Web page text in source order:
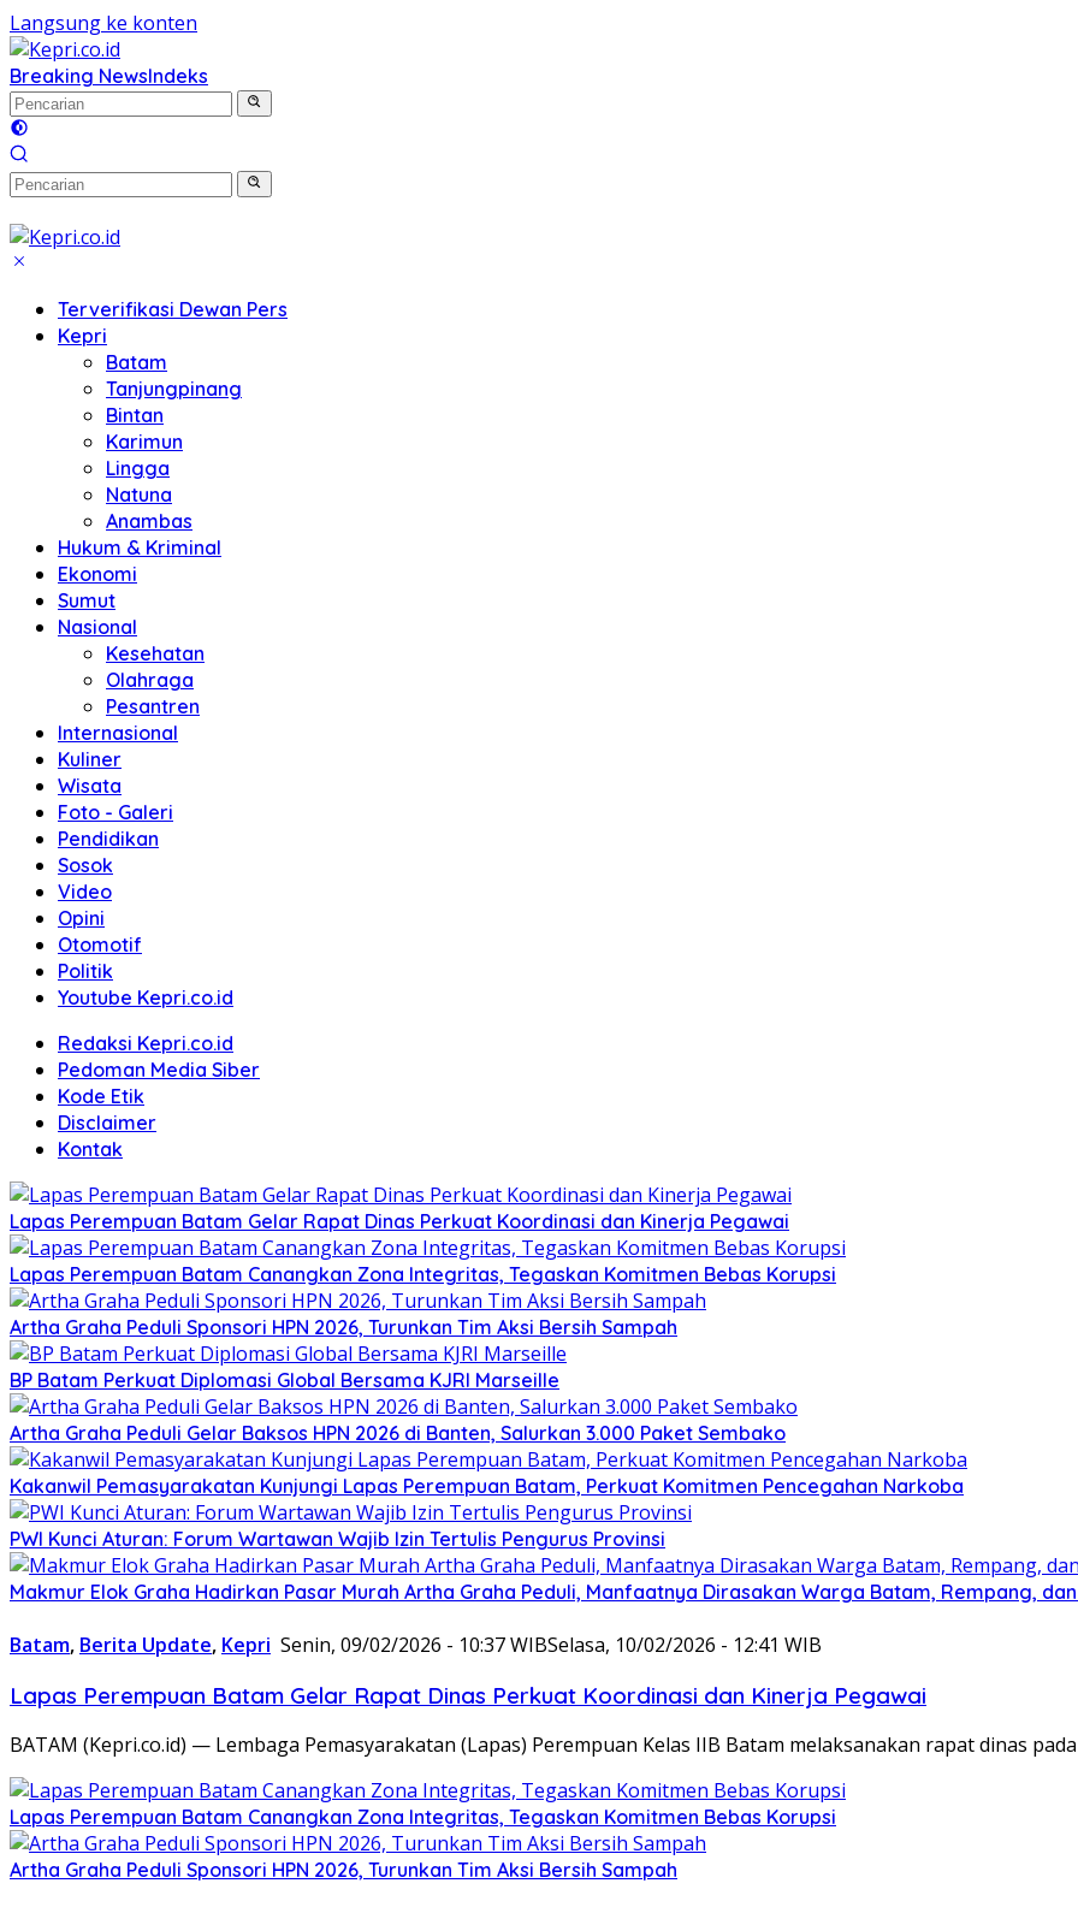
Langsung ke konten
Breaking NewsIndeks
Terverifikasi Dewan Pers
Kepri
Batam
Tanjungpinang
Bintan
Karimun
Lingga
Natuna
Anambas
Hukum & Kriminal
Ekonomi
Sumut
Nasional
Kesehatan
Olahraga
Pesantren
Internasional
Kuliner
Wisata
Foto - Galeri
Pendidikan
Sosok
Video
Opini
Otomotif
Politik
Youtube Kepri.co.id
Redaksi Kepri.co.id
Pedoman Media Siber
Kode Etik
Disclaimer
Kontak
Lapas Perempuan Batam Gelar Rapat Dinas Perkuat Koordinasi dan Kinerja Pegawai
Lapas Perempuan Batam Canangkan Zona Integritas, Tegaskan Komitmen Bebas Korupsi
Artha Graha Peduli Sponsori HPN 2026, Turunkan Tim Aksi Bersih Sampah
BP Batam Perkuat Diplomasi Global Bersama KJRI Marseille
Artha Graha Peduli Gelar Baksos HPN 2026 di Banten, Salurkan 3.000 Paket Sembako
Kakanwil Pemasyarakatan Kunjungi Lapas Perempuan Batam, Perkuat Komitmen Pencegahan Narkoba
PWI Kunci Aturan: Forum Wartawan Wajib Izin Tertulis Pengurus Provinsi
Makmur Elok Graha Hadirkan Pasar Murah Artha Graha Peduli, Manfaatnya Dirasakan Warga Batam, Rempang,
Batam, Berita Update, Kepri Senin, 09/02/2026 - 10:37 WIBSelasa, 10/02/2026 - 12:41 WIB
Lapas Perempuan Batam Gelar Rapat Dinas Perkuat Koordinasi dan Kinerja Pegawai
BATAM (Kepri.co.id) — Lembaga Pemasyarakatan (Lapas) Perempuan Kelas IIB Batam melaksanakan rapat dinas
Lapas Perempuan Batam Canangkan Zona Integritas, Tegaskan Komitmen Bebas Korupsi
Artha Graha Peduli Sponsori HPN 2026, Turunkan Tim Aksi Bersih Sampah